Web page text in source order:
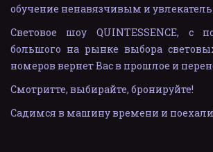
обучение ненавязчивым и
Световое шоу QUINTESSENCE, с
большого на рынке выбора
номеров вернет Вас в прошлое и
Смотритте, выбирайте, бронируйте!
Садимся в машину времени и